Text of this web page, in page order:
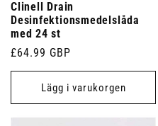
Clinell Drain
Desinfektionsmedelslåda
med 24 st
Ordinarie
pris
£64.99 GBP
Lägg i varukorgen